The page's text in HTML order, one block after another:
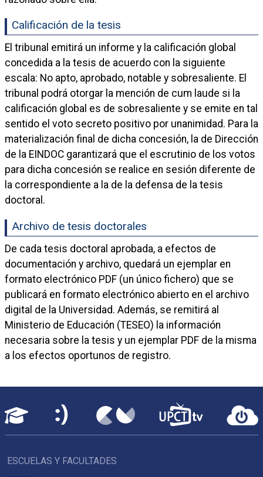
Calificación de la tesis
El tribunal emitirá un informe y la calificación global
concedida a la tesis de acuerdo con la siguiente
escala: No apto, aprobado, notable y sobresaliente. El
tribunal podrá otorgar la mención de cum laude si la
calificación global es de sobresaliente y se emite en tal
sentido el voto secreto positivo por unanimidad. Para la
materialización final de dicha concesión, la de Dirección
de la EINDOC garantizará que el escrutinio de los votos
para dicha concesión se realice en sesión diferente de
la correspondiente a la de la defensa de la tesis
doctoral.
Archivo de tesis doctorales
De cada tesis doctoral aprobada, a efectos de
documentación y archivo, quedará un ejemplar en
formato electrónico PDF (un único fichero) que se
publicará en formato electrónico abierto en el archivo
digital de la Universidad. Además, se remitirá al
Ministerio de Educación (TESEO) la información
necesaria sobre la tesis y un ejemplar PDF de la misma
a los efectos oportunos de registro.
ESCUELAS Y FACULTADES